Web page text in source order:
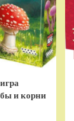
и корни